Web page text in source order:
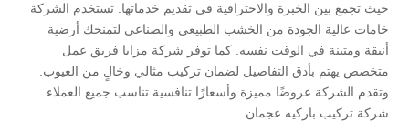
حيث تجمع بين الخبرة والاحترافية في تقديم خدماتها. تستخدم الشركة
خامات عالية الجودة من الخشب الطبيعي والصناعي لتمنحك أرضية
أنيقة ومتينة في الوقت نفسه. كما توفر شركة مزايا فريق عمل
متخصص يهتم بأدق التفاصيل لضمان تركيب مثالي وخالٍ من العيوب.
وتقدم الشركة عروضًا مميزة وأسعارًا تنافسية تناسب جميع العملاء.
شركة تركيب باركيه عجمان